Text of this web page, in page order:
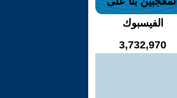
الفيسبوك
3,732,970